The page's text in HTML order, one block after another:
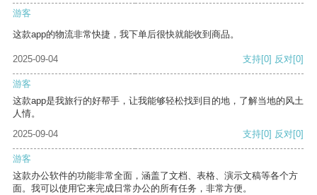
游客
这款app的物流非常快捷，我下单后很快就能收到商品。
2025-09-04 支持[0] 反对[0]
游客
这款app是我旅行的好帮手，让我能够轻松找到目的地，了解当地的风土
人情。
2025-09-04
支持[0] 反对[0]
游客
这款办公软件的功能非常全面，涵盖了文档、表格、演示文稿等各个方
面。我可以使用它来完成日常办公的所有任务，非常方便。